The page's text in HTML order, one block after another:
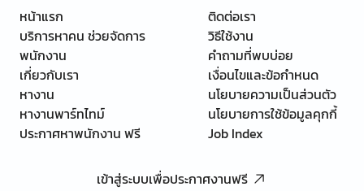
หน้าแรก
บริการหาคน ช่วยจัดการ
พนักงาน
เกี่ยวกับเรา
หางาน
หางานพาร์ทไทม์
ประกาศหาพนักงาน ฟรี
ติดต่อเรา
วิธีใช้งาน
คำถามที่พบบ่อย
เงื่อนไขและข้อกำหนด
นโยบายความเป็นส่วนตัว
นโยบายการใช้ข้อมูลคุกกี้
Job Index
เข้าสู่ระบบเพื่อประกาศงานฟรี